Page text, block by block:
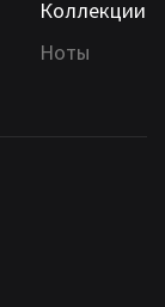
Коллекции
Ноты